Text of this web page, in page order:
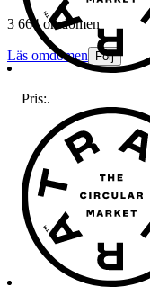
3 664 omdömen
Läs omdömen Följ
Pris:.